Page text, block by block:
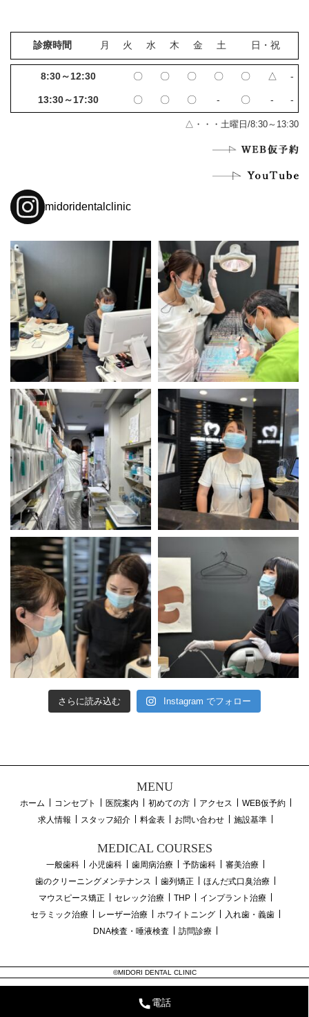
診療時間 月 火 水 木 金 土 日・祝
8:30～12:30 〇 〇 〇 〇 〇 △ ‐
13:30～17:30 〇 〇 〇 ‐ 〇 ‐ ‐
△・・・土曜日/8:30～13:30
midoridentalclinic
さらに読み込む Instagram でフォロー
MENU
ホーム コンセプト 医院案内 初めての方 アクセス
WEB仮予約
求人情報
スタッフ紹介 料金表 お問い合わせ 施設基準
MEDICAL COURSES
一般歯科 小児歯科 歯周病治療 予防歯科
審美治療
歯のクリーニングメンテナンス
歯列矯正
ほんだ式口臭治療
マウスピース矯正
セレック治療 THP
インプラント治療
セラミック治療
レーザー治療 ホワイトニング
入れ歯・義歯
DNA検査・唾液検査
訪問診療
©MIDORI DENTAL CLINIC
電話